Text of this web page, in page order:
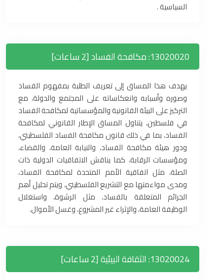
السياسية .
13020020: مكافحة الفساد [2 ساعات]
يهدف هذا المساق إلى تعريف الطلبة بمفهوم الفساد
وصوره وأسبابه وانعكاساته على المجتمع والدولة، مع
التركيز على البيئة القانونية والمؤسساتية لمكافحة الفساد
في فلسطين، يتناول المساق الإطار القانوني لمكافحة
الفساد، بما في ذلك قانون مكافحة الفساد الفلسطيني،
ودور هيئة مكافحة الفساد، والنيابة العامة، والقضاء،
ومؤسسات الرقابة، كما يناقش الاتفاقيات الدولية ذات
الصلة، مثل اتفاقية الأمم المتحدة لمكافحة الفساد،
ومدى مواءمتها مع التشريع الفلسطيني، ويتم تحليل أهم
الجرائم المتعلقة بالفساد، مثل الرشوة، واستغلال
الوظيفة العامة، والإثراء غير المشروع، وغسل الأموال.
13020024: الثقافة البيئية [2 ساعات]